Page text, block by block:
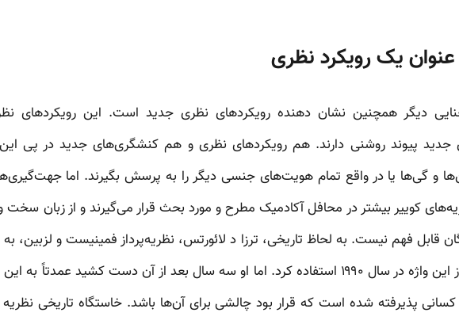
عنوان یک رویکرد نظری
دیگر همچنین نشان دهنده‌ رویکردهای نظری جدید است. این رویکردهای
جدید پیوند روشنی دارند. هم رویکردهای نظری و هم کنشگری‌های جدید در پی
و گی‌ها یا در واقع تمام هویت‌های جنسی دیگر را به پرسش بگیرند. اما
کوییر بیشتر در محافل آکادمیک مطرح و مورد بحث قرار می‌گیرند و از زبان سخت
قابل فهم نیست. به لحاظ تاریخی، ترزا د لائورتس، نظریه‌پرداز فمینیست و
می‌شود که از این واژه در سال ۱۹۹۰ استفاده کرد. اما او سه سال بعد از آن دست کشید
پذیرفته شده است که قرار بود چالشی برای آن‌ها باشد. خاستگاه تاریخی نظریه